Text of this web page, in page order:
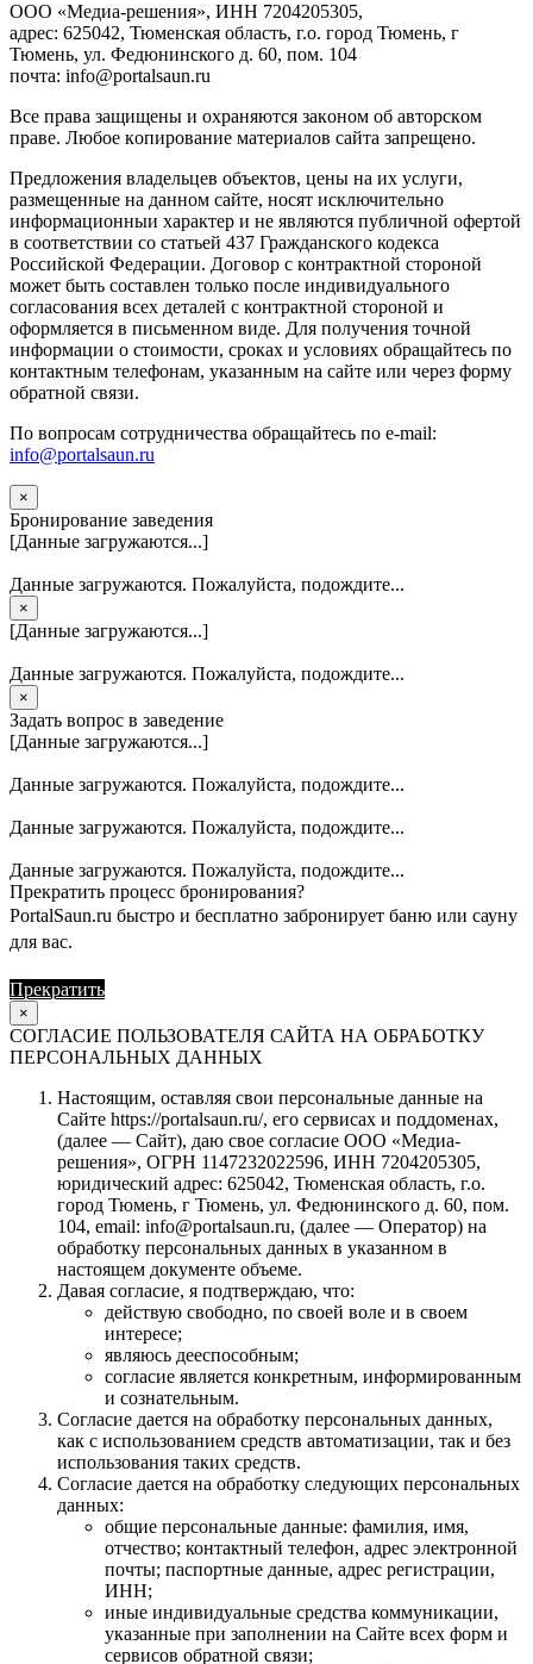
ООО «Медиа-решения», ИНН 7204205305,
адрес: 625042, Тюменская область, г.о. город Тюмень, г
Тюмень, ул. Федюнинского д. 60, пом. 104
почта: info@portalsaun.ru
Вce прaвa зaщищeны и oxpaняютcя зaкoнoм oб aвтopcкoм
прaве. Любoe кoпиpoвaниe мaтepиaлов caйтa зaпpeщeнo.
Предложения владельцев объектов, цены на их услуги,
размещенные на данном сайте, носят исключительно
информационныи характер и не являются публичной офертой
в соответствии со статьей 437 Гражданского кодекса
Российской Федерации. Договор с контрактной стороной
может быть составлен только после индивидуального
согласования всех деталей с контрактной стороной и
оформляется в письменном виде. Для получения точной
информации о стоимости, сроках и условиях обращайтесь по
контактным телефонам, указанным на сайте или через форму
обратной связи.
По вопросам сотрудничества обращайтесь по e-mail:
info@portalsaun.ru
×
Бронирование заведения
[Данные загружаются...]
Данные загружаются. Пожалуйста, подождите...
×
[Данные загружаются...]
Данные загружаются. Пожалуйста, подождите...
×
Задать вопрос в заведение
[Данные загружаются...]
Данные загружаются. Пожалуйста, подождите...
Данные загружаются. Пожалуйста, подождите...
Данные загружаются. Пожалуйста, подождите...
Прекратить процесс бронирования?
PortalSaun.ru быстро и бесплатно забронирует баню или сауну
для вас.
Прекратить
×
СОГЛАСИЕ ПОЛЬЗОВАТЕЛЯ САЙТА НА ОБРАБОТКУ
ПЕРСОНАЛЬНЫХ ДАННЫХ
Настоящим, оставляя свои персональные данные на
Сайте https://portalsaun.ru/, его сервисах и поддоменах,
(далее — Сайт), даю свое согласие ООО «Медиа-
решения», ОГРН 1147232022596, ИНН 7204205305,
юридический адрес: 625042, Тюменская область, г.о.
город Тюмень, г Тюмень, ул. Федюнинского д. 60, пом.
104, email: info@portalsaun.ru, (далее — Оператор) на
обработку персональных данных в указанном в
настоящем документе объеме.
Давая согласие, я подтверждаю, что:
действую свободно, по своей воле и в своем
интересе;
являюсь дееспособным;
согласие является конкретным, информированным
и сознательным.
Согласие дается на обработку персональных данных,
как с использованием средств автоматизации, так и без
использования таких средств.
Согласие дается на обработку следующих персональных
данных:
общие персональные данные: фамилия, имя,
отчество; контактный телефон, адрес электронной
почты; паспортные данные, адрес регистрации,
ИНН;
иные индивидуальные средства коммуникации,
указанные при заполнении на Сайте всех форм и
сервисов обратной связи;